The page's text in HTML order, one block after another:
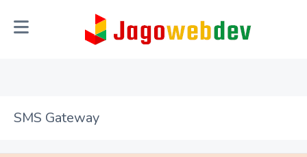
SMS Gateway